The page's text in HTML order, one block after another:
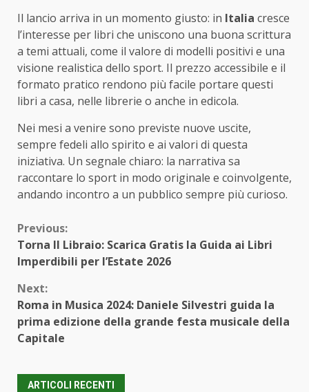
Il lancio arriva in un momento giusto: in Italia cresce
l’interesse per libri che uniscono una buona scrittura
a temi attuali, come il valore di modelli positivi e una
visione realistica dello sport. Il prezzo accessibile e il
formato pratico rendono più facile portare questi
libri a casa, nelle librerie o anche in edicola.
Nei mesi a venire sono previste nuove uscite,
sempre fedeli allo spirito e ai valori di questa
iniziativa. Un segnale chiaro: la narrativa sa
raccontare lo sport in modo originale e coinvolgente,
andando incontro a un pubblico sempre più curioso.
Continue
Reading
Previous:
Torna Il Libraio: Scarica Gratis la Guida ai Libri
Imperdibili per l’Estate 2026
Next:
Roma in Musica 2024: Daniele Silvestri guida la
prima edizione della grande festa musicale della
Capitale
ARTICOLI RECENTI